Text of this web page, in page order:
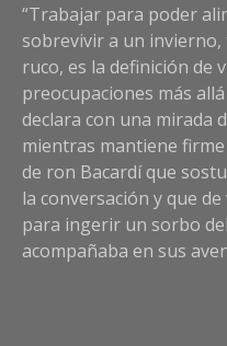
“Trabajar para poder
sobrevivir a un
ruco, es la definición de
preocupaciones más
declara con una mirada
mientras mantiene
de ron Bacardí que
la conversación y que
para ingerir un sorbo
acompañaba en sus